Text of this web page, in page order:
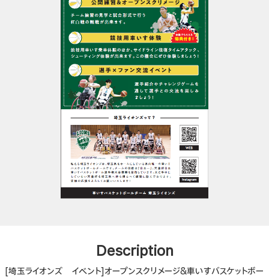
Description
[埼玉ライオンズ イベント]オープンスクリメージ&車いすバスケットボー